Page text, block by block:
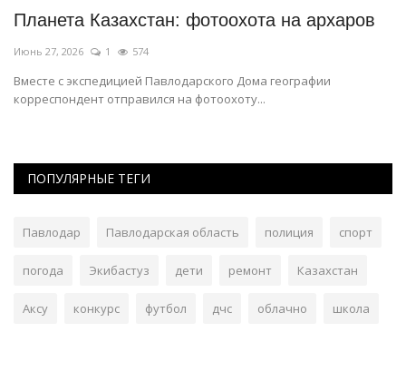
Планета Казахстан: фотоохота на архаров
Июнь 27, 2026 1 574
Вместе с экспедицией Павлодарского Дома географии
корреспондент отправился на фотоохоту...
ПОПУЛЯРНЫЕ ТЕГИ
Павлодар Павлодарская область полиция спорт
погода Экибастуз дети ремонт Казахстан
Аксу конкурс футбол дчс облачно школа